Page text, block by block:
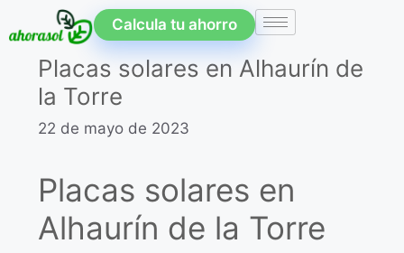
Calcula tu ahorro
Placas solares en Alhaurín de
la Torre
22 de mayo de 2023
Placas solares en
Alhaurín de la Torre